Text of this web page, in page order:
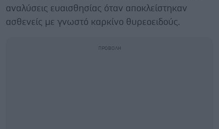
αναλύσεις ευαισθησίας όταν αποκλείστηκαν
ασθενείς με γνωστό καρκίνο θυρεοειδούς.